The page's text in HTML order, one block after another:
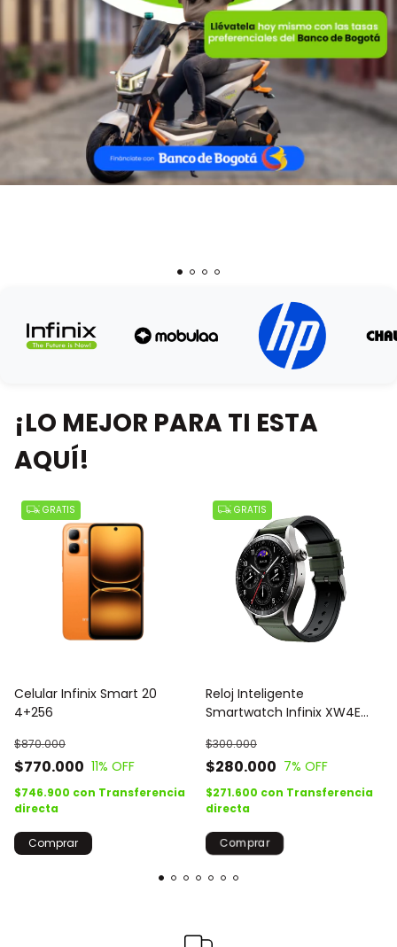
¡LO MEJOR PARA TI ESTA
AQUÍ!
GRATIS
Celular Infinix Smart 20
4+256
$770.000
$870.000
11% OFF
$746.900 con Transferencia
directa
Comprar
GRATIS
Reloj Inteligente
Smartwatch Infinix XW4E
$280.000
$300.000
7% OFF
$271.600 con Transferencia
directa